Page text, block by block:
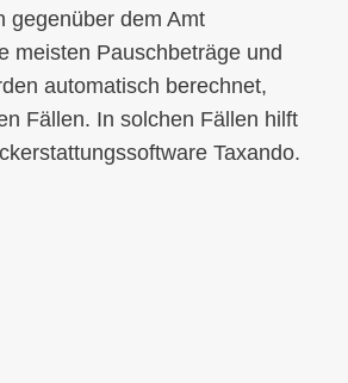
gegenüber dem Amt
meisten Pauschbeträge und
automatisch berechnet,
Fällen. In solchen Fällen hilft
Taxando.